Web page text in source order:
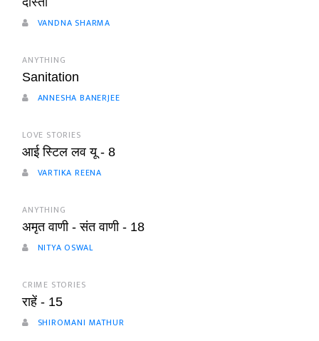
VANDNA SHARMA
ANYTHING
Sanitation
ANNESHA BANERJEE
LOVE STORIES
आई स्टिल लव यू - 8
VARTIKA REENA
ANYTHING
अमृत वाणी - संत वाणी - 18
NITYA OSWAL
CRIME STORIES
राहें - 15
SHIROMANI MATHUR